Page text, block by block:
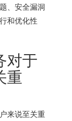
、安全漏洞
和优化性
对于
重
来说至关重